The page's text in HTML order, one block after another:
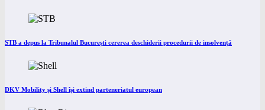
STB a depus la Tribunalul București cererea deschiderii procedurii de insolvență
DKV Mobility și Shell își extind parteneriatul european